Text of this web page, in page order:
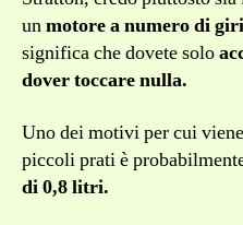
unmotore a numero di
significa che dovete solo
dover toccare nulla.
Uno dei motivi per cui
piccoli prati è
di 0,8 litri.